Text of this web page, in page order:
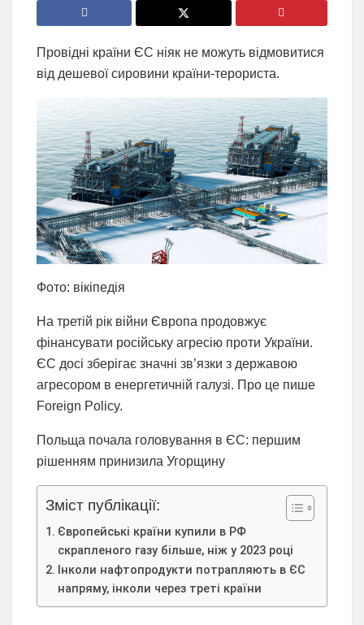
Провідні країни ЄС ніяк не можуть відмовитися
від дешевої сировини країни-терориста.
Фото: вікіпедія
На третій рік війни Європа продовжує
фінансувати російську агресію проти України.
ЄС досі зберігає значні зв’язки з державою
агресором в енергетичній галузі. Про це пише
Foreign Policy.
Польща почала головування в ЄС: першим
рішенням принизила Угорщину
Зміст публікації:
Європейські країни купили в РФ
скрапленого газу більше, ніж у 2023 році
Інколи нафтопродукти потрапляють в ЄС
напряму, інколи через треті країни